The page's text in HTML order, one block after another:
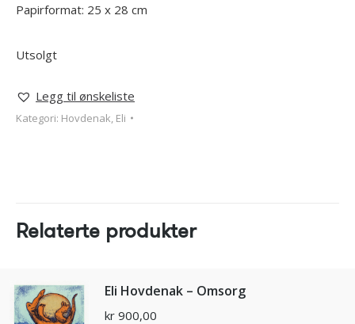
Papirformat: 25 x 28 cm
Utsolgt
Legg til ønskeliste
Kategori: Hovdenak, Eli
Relaterte produkter
Eli Hovdenak – Omsorg
kr 900,00